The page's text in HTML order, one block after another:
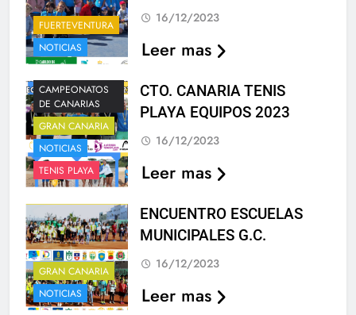
FUERTEVENTURA
NOTICIAS
16/12/2023
Leer mas
CAMPEONATOS
DE CANARIAS
GRAN CANARIA
NOTICIAS
TENIS PLAYA
CTO. CANARIA TENIS
PLAYA EQUIPOS 2023
16/12/2023
Leer mas
GRAN CANARIA
NOTICIAS
ENCUENTRO ESCUELAS
MUNICIPALES G.C.
16/12/2023
Leer mas